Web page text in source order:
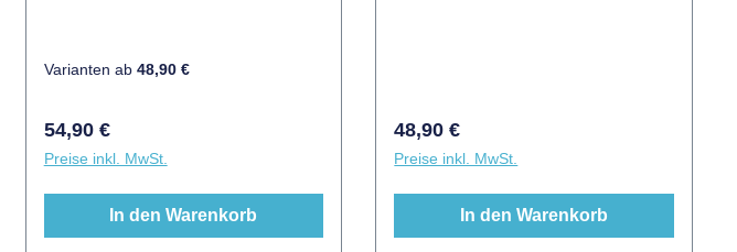
Varianten ab48,90 €
Regulärer Preis:
54,90 €
Preise inkl. MwSt.
In den Warenkorb
Regulärer Preis:
48,90 €
Preise inkl. MwSt.
In den Warenkorb